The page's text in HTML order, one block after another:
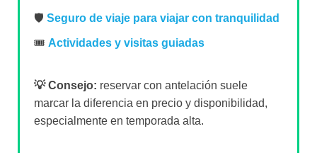
🛡️ Seguro de viaje para viajar con tranquilidad
🎟️ Actividades y visitas guiadas
💡 Consejo: reservar con antelación suele
marcar la diferencia en precio y disponibilidad,
especialmente en temporada alta.